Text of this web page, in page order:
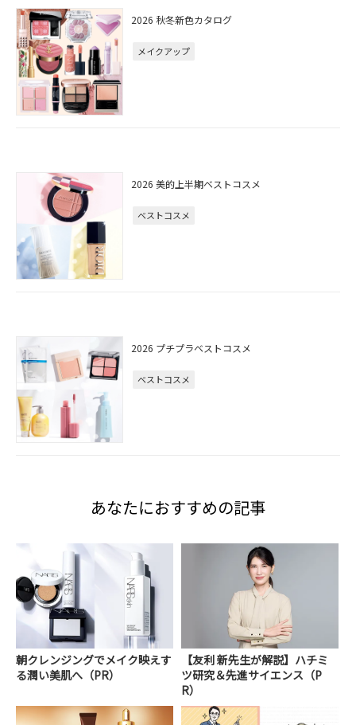
2026 秋冬新色カタログ
メイクアップ
2026 美的上半期ベストコスメ
ベストコスメ
2026 プチプラベストコスメ
ベストコスメ
あなたにおすすめの記事
朝クレンジングでメイク映えす
る潤い美肌へ（PR）
【友利 新先生が解説】ハチミ
ツ研究＆先進サイエンス（P
R）